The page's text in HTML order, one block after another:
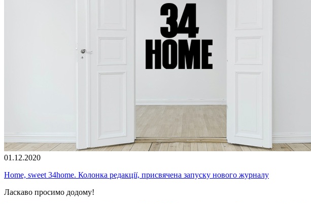
01.12.2020
Home, sweet 34home. Колонка редакції, присвячена запуску нового журналу
Ласкаво просимо додому!